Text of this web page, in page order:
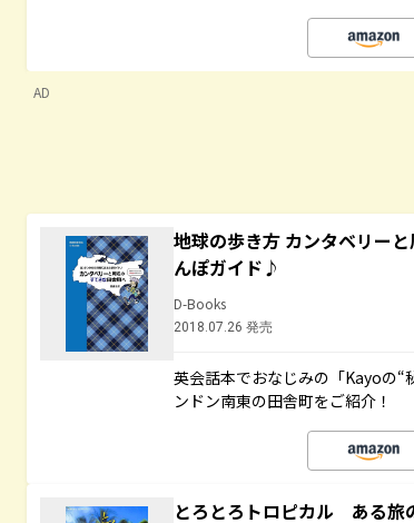
AD
地球の歩き方 カンタベリー
んぽガイド♪
D-Books
2018.07.26 発売
英会話本でおなじみの「Kayoの“
ンドン南東の田舎町をご紹介！
とろとろトロピカル ある